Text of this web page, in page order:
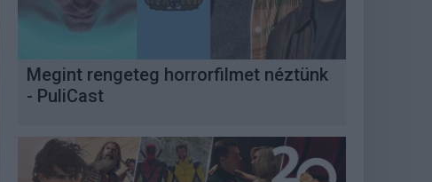
Megint rengeteg horrorfilmet néztünk
- PuliCast